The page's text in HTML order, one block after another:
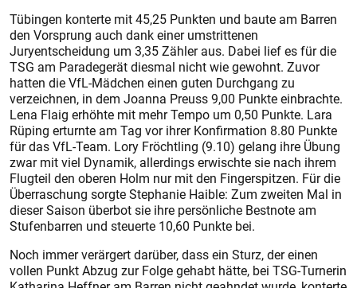
Tübingen konterte mit 45,25 Punkten und baute am Barren
den Vorsprung auch dank einer umstrittenen
Juryentscheidung um 3,35 Zähler aus. Dabei lief es für die
TSG am Paradegerät diesmal nicht wie gewohnt. Zuvor
hatten die VfL-Mädchen einen guten Durchgang zu
verzeichnen, in dem Joanna Preuss 9,00 Punkte einbrachte.
Lena Flaig erhöhte mit mehr Tempo um 0,50 Punkte. Lara
Rüping erturnte am Tag vor ihrer Konfirmation 8.80 Punkte
für das VfL-Team. Lory Fröchtling (9.10) gelang ihre Übung
zwar mit viel Dynamik, allerdings erwischte sie nach ihrem
Flugteil den oberen Holm nur mit den Fingerspitzen. Für die
Überraschung sorgte Stephanie Haible: Zum zweiten Mal in
dieser Saison überbot sie ihre persönliche Bestnote am
Stufenbarren und steuerte 10,60 Punkte bei.
Noch immer verärgert darüber, dass ein Sturz, der einen
vollen Punkt Abzug zur Folge gehabt hätte, bei TSG-Turnerin